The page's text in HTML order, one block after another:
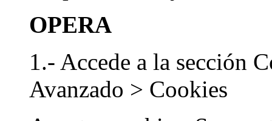
OPERA
1.- Accede a la sección
Avanzado > Cookies